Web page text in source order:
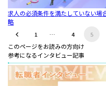
求人の必須条件を満たしていない場
略
1 … 4 5
このページをお読みの方向け
参考になるインタビュー記事